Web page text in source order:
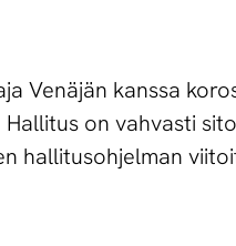
Venäjän kanssa
on vahvasti
hallitusohjelman